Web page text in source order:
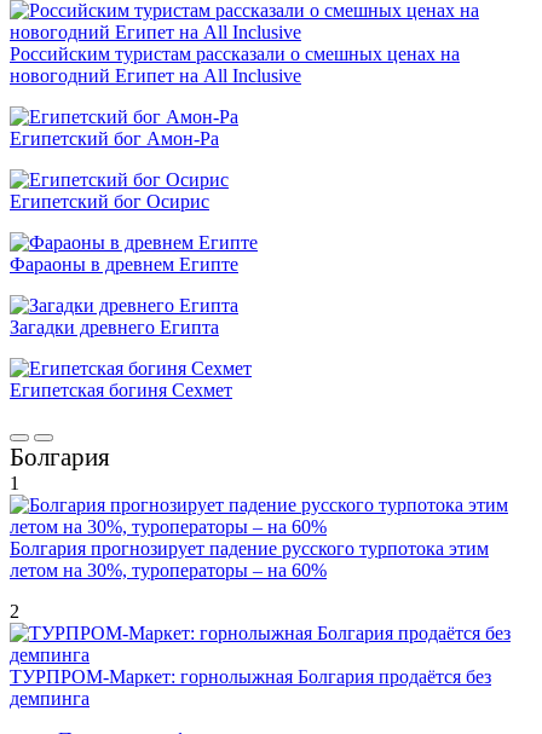
Российским туристам рассказали о смешных ценах на
новогодний Египет на All Inclusive
Египетский бог Амон-Ра
Египетский бог Осирис
Фараоны в древнем Египте
Загадки древнего Египта
Египетская богиня Сехмет
Болгария
1
Болгария прогнозирует падение русского турпотока этим
летом на 30%, туроператоры – на 60%
2
ТУРПРОМ-Маркет: горнолыжная Болгария продаётся без
демпинга